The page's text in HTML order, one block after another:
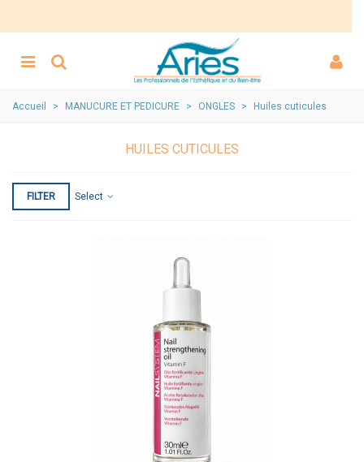
Accueil > MANUCURE ET PEDICURE > ONGLES > Huiles cuticules
HUILES CUTICULES
FILTER Select